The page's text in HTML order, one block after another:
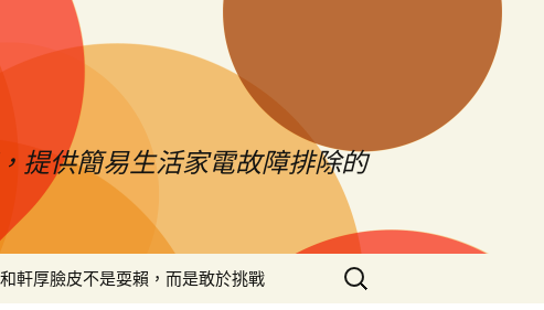
提供簡易生活家電故障排除的
軒厚臉皮不是耍賴，而是敢於挑戰
搜
尋